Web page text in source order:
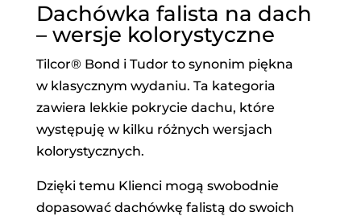
Dachówka falista na dach
– wersje kolorystyczne
Tilcor® Bond i Tudor to synonim piękna
w klasycznym wydaniu. Ta kategoria
zawiera lekkie pokrycie dachu, które
występuję w kilku różnych wersjach
kolorystycznych.
Dzięki temu Klienci mogą swobodnie
dopasować dachówkę falistą do swoich